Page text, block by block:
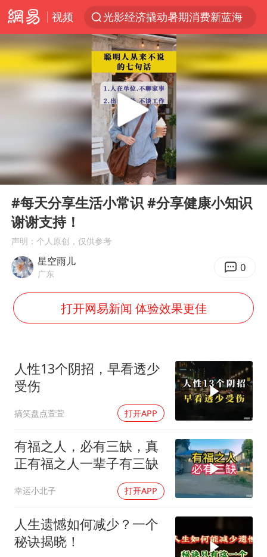
视频
光影经济撬动暑期消费新蓝海
《欢迎来龙餐馆》口碑
白海豚将正面袭击贯穿浙江
购飞机票7分钟后退票被扣2022元
郑丽文：台湾从来没有“独立”过
酒店花洒现排泄物住客索赔遭拒
杭州全市有序停课
宇树王兴兴被问了360多个问题
全民健身事业高质量发展
唐田赛前发布会上引用《孙子兵法》
检测列车撞人致11死2伤 涉事单位被罚
商场现钱学森巨幅海报 负责人回应
乐享全民健身 共筑健康中国
Play
00:00 00:11
#每天分享生活小常识 #分享健康小知识
谢谢️支持！
声明：个人原创，仅供参考
星空雨儿
广东 0
打开网易新闻 体验效果更佳
人性13个阴招，早看透少
受伤
搞笑盘点萱萱 打开APP
有福之人，必有三缺，真
正有福之人一辈子有三缺
幸运小北子 打开APP
人生遗憾如何减少？一个
秘诀揭晓！